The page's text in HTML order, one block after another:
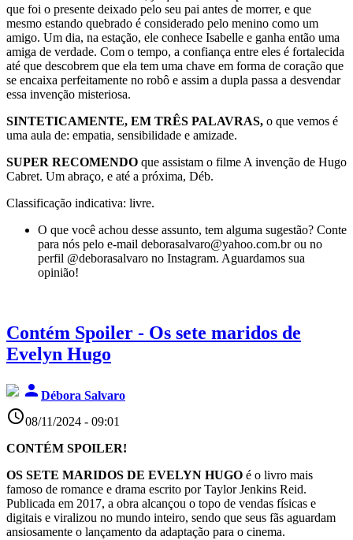
que foi o presente deixado pelo seu pai antes de morrer, e que
mesmo estando quebrado é considerado pelo menino como um
amigo. Um dia, na estação, ele conhece Isabelle e ganha então uma
amiga de verdade. Com o tempo, a confiança entre eles é fortalecida
até que descobrem que ela tem uma chave em forma de coração que
se encaixa perfeitamente no robô e assim a dupla passa a desvendar
essa invenção misteriosa.
SINTETICAMENTE, EM TRÊS PALAVRAS, o que vemos é
uma aula de: empatia, sensibilidade e amizade.
SUPER RECOMENDO que assistam o filme A invenção de Hugo
Cabret. Um abraço, e até a próxima, Déb.
Classificação indicativa: livre.
O que você achou desse assunto, tem alguma sugestão? Conte
para nós pelo e-mail deborasalvaro@yahoo.com.br ou no
perfil @deborasalvaro no Instagram. Aguardamos sua
opinião!
Contém Spoiler - Os sete maridos de
Evelyn Hugo
person Débora Salvaro
access_time08/11/2024 - 09:01
CONTÉM SPOILER!
OS SETE MARIDOS DE EVELYN HUGO é o livro mais
famoso de romance e drama escrito por Taylor Jenkins Reid.
Publicada em 2017, a obra alcançou o topo de vendas físicas e
digitais e viralizou no mundo inteiro, sendo que seus fãs aguardam
ansiosamente o lançamento da adaptação para o cinema.